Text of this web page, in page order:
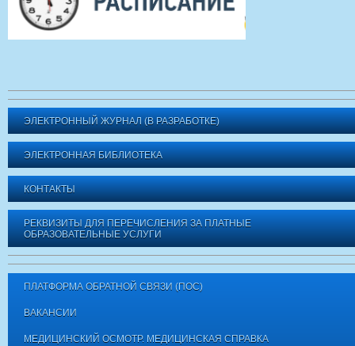
ЭЛЕКТРОННЫЙ ЖУРНАЛ (В РАЗРАБОТКЕ)
ЭЛЕКТРОННАЯ БИБЛИОТЕКА
КОНТАКТЫ
РЕКВИЗИТЫ ДЛЯ ПЕРЕЧИСЛЕНИЯ ЗА ПЛАТНЫЕ
ОБРАЗОВАТЕЛЬНЫЕ УСЛУГИ
ПЛАТФОРМА ОБРАТНОЙ СВЯЗИ (ПОС)
ВАКАНСИИ
МЕДИЦИНСКИЙ ОСМОТР. МЕДИЦИНСКАЯ СПРАВКА